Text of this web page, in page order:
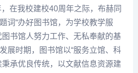
在我校建校40周年之际，布赫同
词“办好图书馆，为学校教学服
图书馆人努力工作、无私奉献的基
展时期，图书馆以“服务立馆、科
承优良传统，以文献信息资源建